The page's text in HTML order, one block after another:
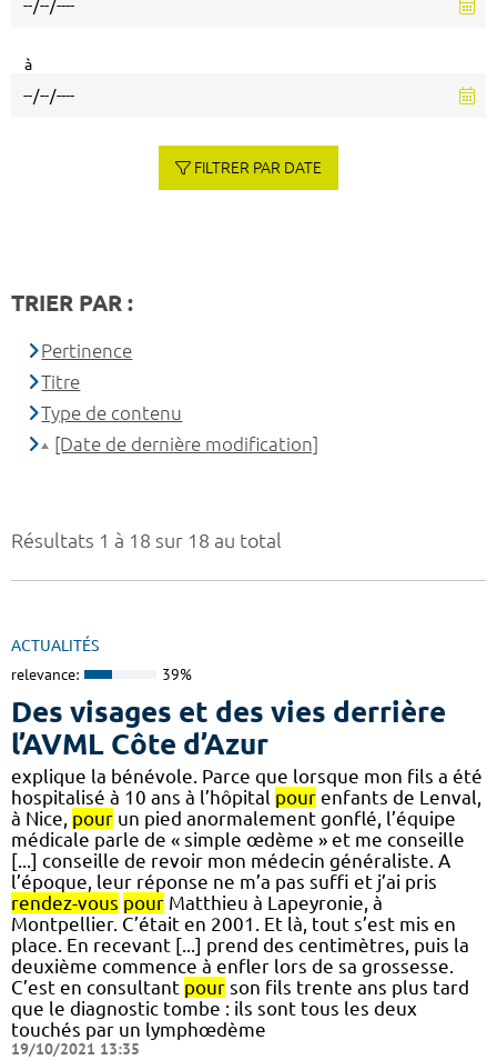
Résultats 1 à 18 sur 18 au total
ACTUALITÉS
relevance: 39%
Des visages et des vies derrière
l’AVML Côte d’Azur
explique la bénévole. Parce que lorsque mon fils a été
hospitalisé à 10 ans à l’hôpital pour enfants de Lenval,
à Nice, pour un pied anormalement gonflé, l’équipe
médicale parle de « simple œdème » et me conseille
[...] conseille de revoir mon médecin généraliste. A
l’époque, leur réponse ne m’a pas suffi et j’ai pris
rendez-vous pour Matthieu à Lapeyronie, à
Montpellier. C’était en 2001. Et là, tout s’est mis en
place. En recevant [...] prend des centimètres, puis la
deuxième commence à enfler lors de sa grossesse.
C’est en consultant pour son fils trente ans plus tard
que le diagnostic tombe : ils sont tous les deux
touchés par un lymphœdème
19/10/2021 13:35
à
FILTRER PAR DATE
TRIER PAR :
Pertinence
Titre
Type de contenu
[Date de dernière modification]